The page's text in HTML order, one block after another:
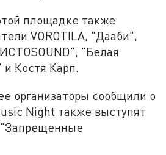
площадке также
VOROTILA, "Дааби",
"Белая
Костя Карп.
организаторы сообщили о
Night также выступят